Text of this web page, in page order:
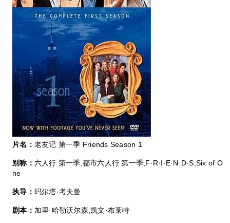
片名： 老友记 第一季 Friends Season 1
别称： 六人行 第一季,都市六人行 第一季,F·R·I·E·N·D·S,Six of O
ne
执导： 玛尔塔·考夫曼
剧本： 加里·哈勒沃尔森,凯文·布莱特